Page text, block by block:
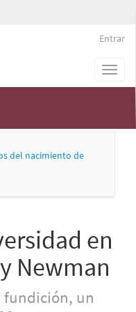
Entrar
Toggle
del nacimiento de
en
Newman
fundición, un